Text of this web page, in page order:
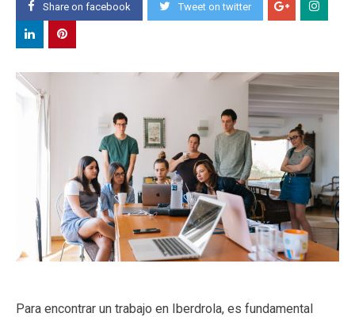
Share on facebook Tweet on twitter
Para encontrar un trabajo en Iberdrola, es fundamental